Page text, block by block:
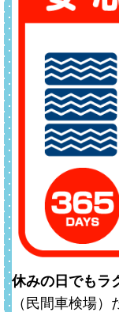
休みの日でもラ
（民間車検場